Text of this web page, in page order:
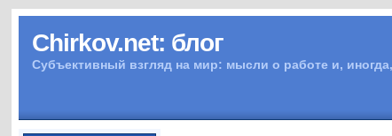
Chirkov.net: блог
Субъективный взгляд на мир: мысли о работе и,